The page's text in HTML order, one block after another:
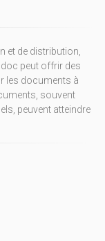
et de distribution,
peut offrir des
les documents à
souvent
peuvent atteindre